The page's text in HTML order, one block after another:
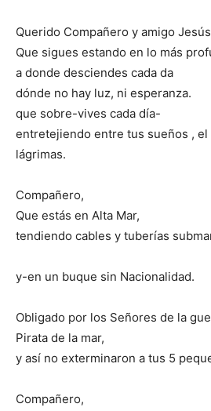
Querido Compañero y amigo
Que sigues estando en lo más
a donde desciendes cada da
dónde no hay luz, ni esperanza.
que sobre-vives cada día-
entretejiendo entre tus sueños ,
lágrimas.
Compañero,
Que estás en Alta Mar,
tendiendo cables y tuberías
y-en un buque sin Nacionalidad.
Obligado por los Señores de la
Pirata de la mar,
y así no exterminaron a tus 5
Compañero,